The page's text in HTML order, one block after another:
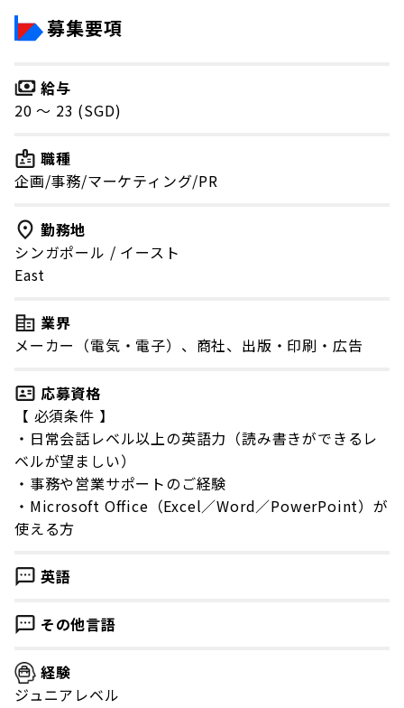
募集要項
給与
20 〜 23 (SGD)
職種
企画/事務/マーケティング/PR
勤務地
シンガポール / イースト
East
業界
メーカー（電気・電子）、商社、出版・印刷・広告
応募資格
【 必須条件 】
・日常会話レベル以上の英語力（読み書きができるレ
ベルが望ましい）
・事務や営業サポートのご経験
・Microsoft Office（Excel／Word／PowerPoint）が
使える方
英語
その他言語
経験
ジュニアレベル